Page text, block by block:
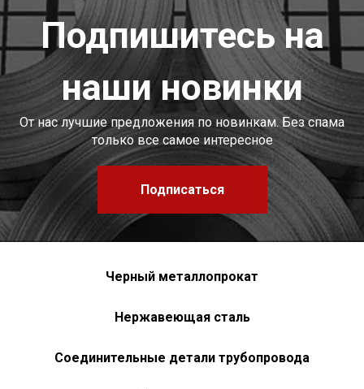
Подпишитесь на
наши новинки
От нас лучшие предложения по новинкам. Без спама
только все самое интересное
Подписаться
Черный металлопрокат
Нержавеющая сталь
Соединительные детали трубопровода